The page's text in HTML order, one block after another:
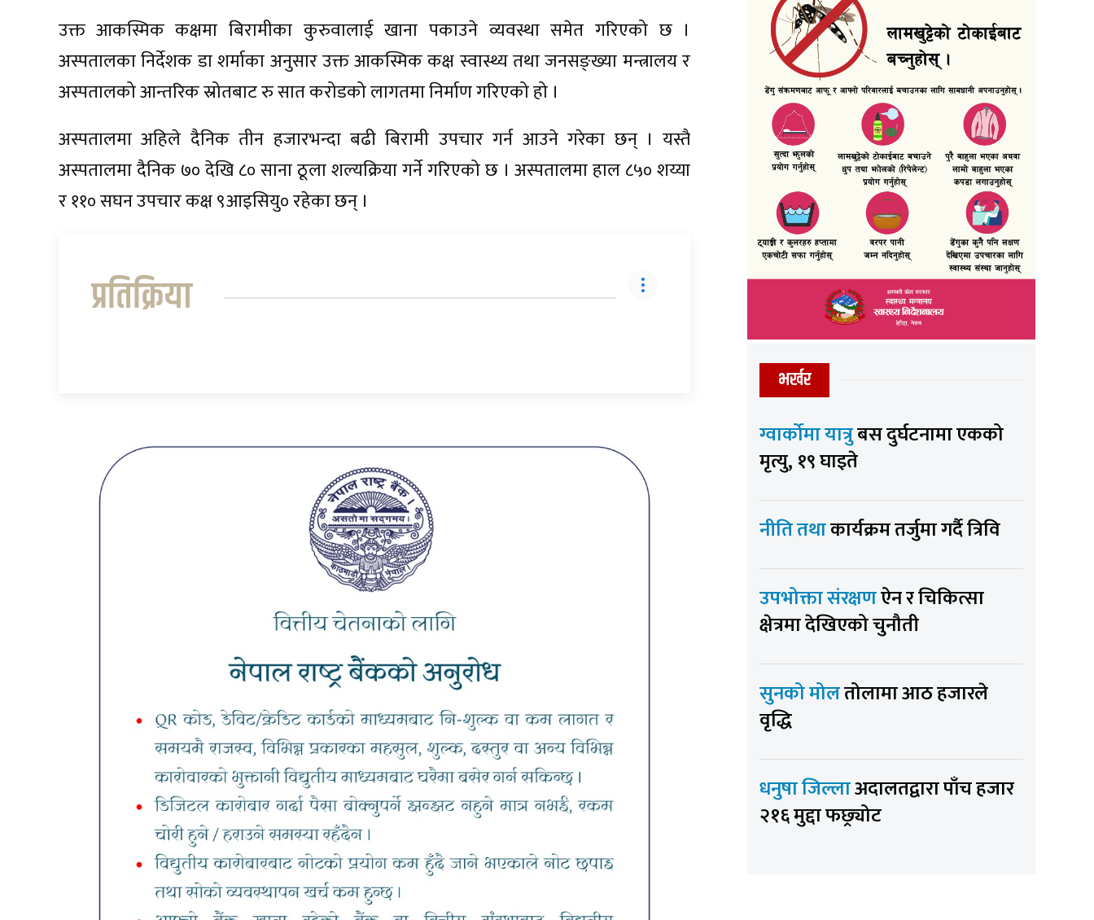
उक्त आकस्मिक कक्षमा बिरामीका कुरुवालाई खाना पकाउने व्यवस्था समेत गरिएको छ ।
अस्पतालका निर्देशक डा शर्माका अनुसार उक्त आकस्मिक कक्ष स्वास्थ्य तथा जनसङ्ख्या मन्त्रालय र
अस्पतालको आन्तरिक स्रोतबाट रु सात करोडको लागतमा निर्माण गरिएको हो ।
अस्पतालमा अहिले दैनिक तीन हजारभन्दा बढी बिरामी उपचार गर्न आउने गरेका छन् । यस्तै
अस्पतालमा दैनिक ७० देखि ८० साना ठूला शल्यक्रिया गर्ने गरिएको छ । अस्पतालमा हाल ८५० शय्या
र ११० सघन उपचार कक्ष ९आइसियु० रहेका छन् ।
प्रतिक्रिया
भर्खर
ग्वार्कोमा यात्रुबस दुर्घटनामा एकको
मृत्यु, १९ घाइते
नीति तथाकार्यक्रम तर्जुमा गर्दै त्रिवि
उपभोक्ता संरक्षणऐन र चिकित्सा
क्षेत्रमा देखिएको चुनौती
सुनको मोलतोलामा आठ हजारले
वृद्धि
धनुषा जिल्लाअदालतद्वारा पाँच हजार
२१६ मुद्दा फछ्र्योट